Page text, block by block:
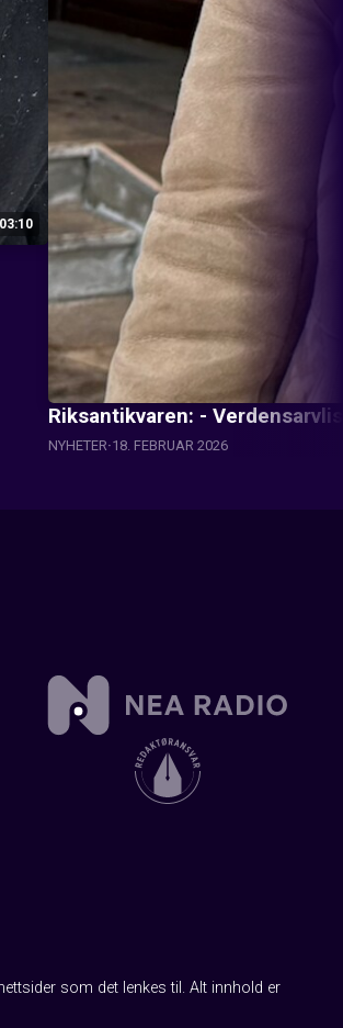
03:10
Riksantikvaren: -
NYHETER 18. FEBRUAR 2026
som det lenkes til. Alt innhold er